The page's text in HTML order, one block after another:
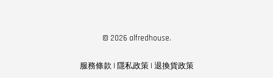
© 2026 alfredhouse.
服務條款 | 隱私政策| 退換貨政策